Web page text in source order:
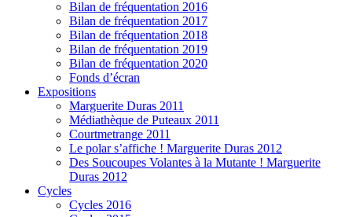
Bilan de fréquentation 2016
Bilan de fréquentation 2017
Bilan de fréquentation 2018
Bilan de fréquentation 2019
Bilan de fréquentation 2020
Fonds d’écran
Expositions
Marguerite Duras 2011
Médiathèque de Puteaux 2011
Courtmetrange 2011
Le polar s’affiche ! Marguerite Duras 2012
Des Soucoupes Volantes à la Mutante ! Marguerite
Duras 2012
Cycles
Cycles 2016